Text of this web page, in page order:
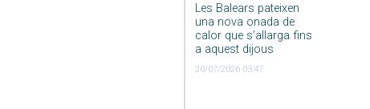
Les Balears pateixen
una nova onada de
calor que s’allarga fins
a aquest dijous
20/07/2026 03:47